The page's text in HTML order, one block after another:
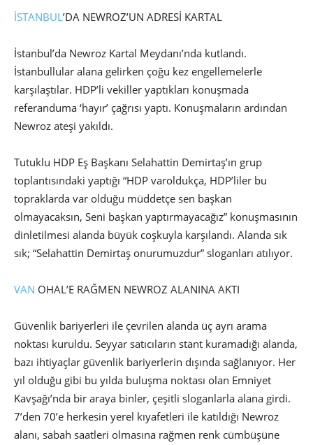
İSTANBUL’DA NEWROZ’UN ADRESİ KARTAL
İstanbul’da Newroz Kartal Meydanı’nda kutlandı.
İstanbullular alana gelirken çoğu kez engellemelerle
karşılaştılar. HDP’li vekiller yaptıkları konuşmada
referanduma ‘hayır’ çağrısı yaptı. Konuşmaların ardından
Newroz ateşi yakıldı.
Tutuklu HDP Eş Başkanı Selahattin Demirtaş’ın grup
toplantısındaki yaptığı “HDP varoldukça, HDP’liler bu
topraklarda var olduğu müddetçe sen başkan
olmayacaksın, Seni başkan yaptırmayacağız” konuşmasının
dinletilmesi alanda büyük coşkuyla karşılandı. Alanda sık
sık; “Selahattin Demirtaş onurumuzdur” sloganları atılıyor.
VAN OHAL’E RAĞMEN NEWROZ ALANINA AKTI
Güvenlik bariyerleri ile çevrilen alanda üç ayrı arama
noktası kuruldu. Seyyar satıcıların stant kuramadığı alanda,
bazı ihtiyaçlar güvenlik bariyerlerin dışında sağlanıyor. Her
yıl olduğu gibi bu yılda buluşma noktası olan Emniyet
Kavşağı’nda bir araya binler, çeşitli sloganlarla alana girdi.
7’den 70’e herkesin yerel kıyafetleri ile katıldığı Newroz
alanı, sabah saatleri olmasına rağmen renk cümbüşüne